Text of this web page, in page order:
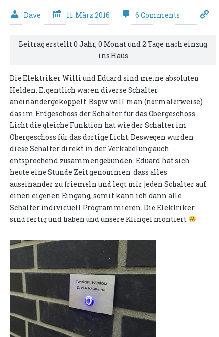
Dave 11. März 2016 6 Comments
Beitrag erstellt 0 Jahr, 0 Monat und 2 Tage nach einzug
ins Haus
Die Elektriker Willi und Eduard sind meine absoluten
Helden. Eigentlich waren diverse Schalter
aneinandergekoppelt. Bspw. will man (normalerweise)
das im Erdgeschoss der Schalter für das Obergeschoss
Licht die gleiche Funktion hat wie der Schalter im
Obergeschoss für das dortige Licht. Deswegen wurden
diese Schalter direkt in der Verkabelung auch
entsprechend zusammengebunden. Eduard hat sich
heute eine Stunde Zeit genommen, dass alles
auseinander zu friemeln und legt mir jeden Schalter auf
einen eigenen Eingang, somit kann ich dann alle
Schalter individuell Programmieren. Die Elektriker
sind fertig und haben und unsere Klingel montiert